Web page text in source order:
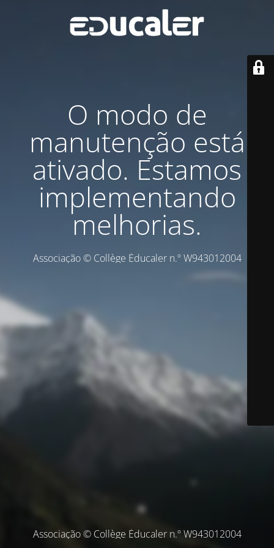
O modo de
manutenção está
ativado. Estamos
implementando
melhorias.
Associação © Collège Éducaler n.º W943012004
Associação © Collège Éducaler n.º W943012004